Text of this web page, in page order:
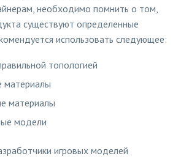
необходимо помнить о том,
существуют определенные
использовать следующее:
топологией
материалы
материалы
модели
игровых моделей